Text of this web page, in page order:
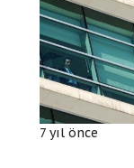
7 yıl önce